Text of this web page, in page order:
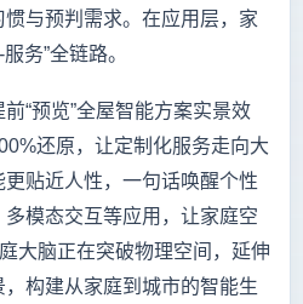
与预判需求。在应用层，家
务”全链路。
“预览”全屋智能方案实景效
还原，让定制化服务走向大
贴近人性，一句话唤醒个性
模态交互等应用，让家庭空
大脑正在突破物理空间，延伸
构建从家庭到城市的智能生